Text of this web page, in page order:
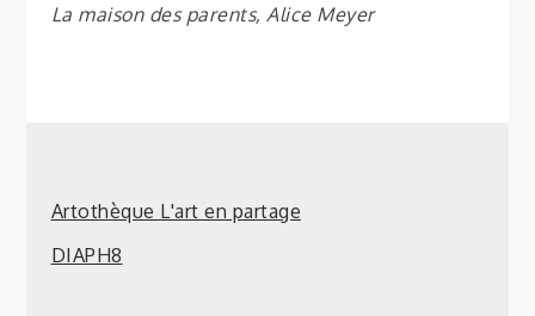
La maison des parents, Alice Meyer
Artothèque L'art en partage
DIAPH8